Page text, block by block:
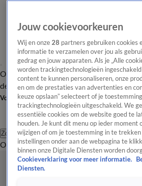
OverzichtAfleveringen Entertainment
de redactieNieuwsbrief
Volg Shownieuws
Zoeken
OverzichtEntertainmentSpraakmakend
Jouw cookievoorkeuren
Wij en onze 28 partners gebruiken cookies
informatie te verzamelen over jou als
gedrag en jouw apparaten. Als je „Alle
worden trackingtechnologieën
content te kunnen personaliseren, onze
en om de prestaties van advertenties en
keuze opslaan” selecteert of je
trackingtechnologieën uitgeschakeld. We
essentiële cookies om de website goed te
houden. Je kunt dit menu op ieder moment
wijzigen of om je toestemming in te
instellingen onder aan de webpagina te
binnen onze Digitale Diensten worden
Cookieverklaring voor meer informatie.
Diensten.